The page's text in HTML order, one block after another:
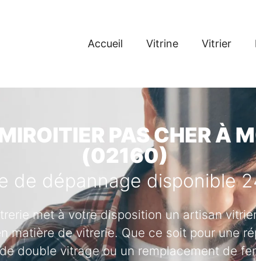
Accueil Vitrine Vitrier
PAS CHER À
(02160)
de dépannage disponible
met à votre disposition un artisan
matière de vitrerie. Que ce soit pour une
double vitrage ou un remplacement de